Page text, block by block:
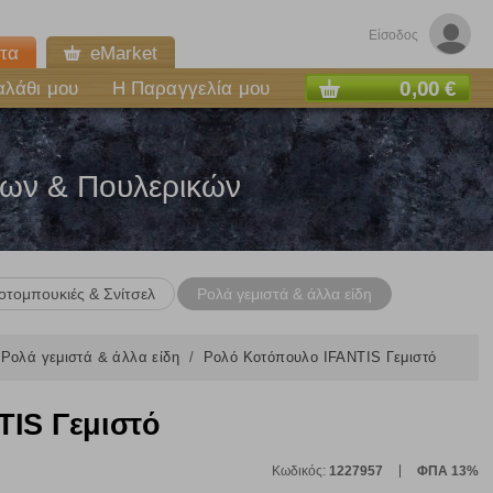
Είσοδος
eMarket
μου Η Παραγγελία μου 0,00 €
& Πουλερικών
& Σνίτσελ Ρολά γεμιστά & άλλα είδη
Ρολά γεμιστά & άλλα είδη Ρολό Κοτόπουλο IFANTIS Γεμιστό
Γεμιστό
Κωδικός: 1227957 ΦΠΑ 13%